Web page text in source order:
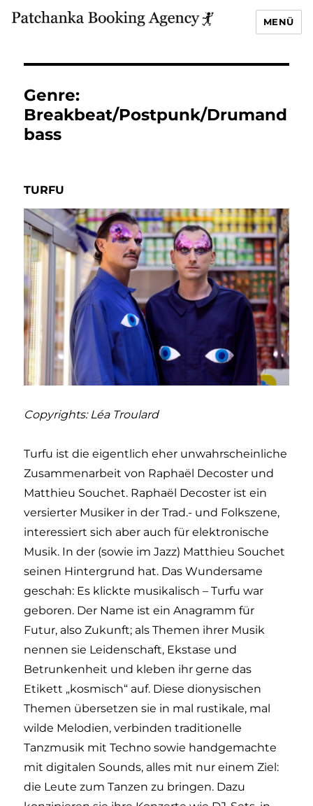
MENÜ
Genre:
Breakbeat/Postpunk/Drumand
bass
TURFU
Copyrights: Léa Troulard
Turfu ist die eigentlich eher unwahrscheinliche
Zusammenarbeit von Raphaël Decoster und
Matthieu Souchet. Raphaël Decoster ist ein
versierter Musiker in der Trad.- und Folkszene,
interessiert sich aber auch für elektronische
Musik. In der (sowie im Jazz) Matthieu Souchet
seinen Hintergrund hat. Das Wundersame
geschah: Es klickte musikalisch – Turfu war
geboren. Der Name ist ein Anagramm für
Futur, also Zukunft; als Themen ihrer Musik
nennen sie Leidenschaft, Ekstase und
Betrunkenheit und kleben ihr gerne das
Etikett „kosmisch“ auf. Diese dionysischen
Themen übersetzen sie in mal rustikale, mal
wilde Melodien, verbinden traditionelle
Tanzmusik mit Techno sowie handgemachte
mit digitalen Sounds, alles mit nur einem Ziel:
die Leute zum Tanzen zu bringen. Dazu